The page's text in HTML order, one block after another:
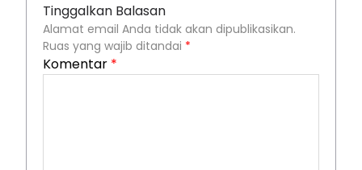
Tinggalkan Balasan
Alamat email Anda tidak akan dipublikasikan.
Ruas yang wajib ditandai *
Komentar *